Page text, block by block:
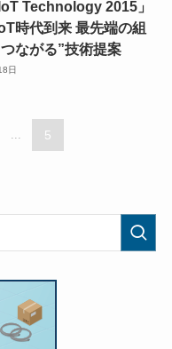
Technology 2015」
時代到来 最先端の組
ながる”技術提案
日
... 5